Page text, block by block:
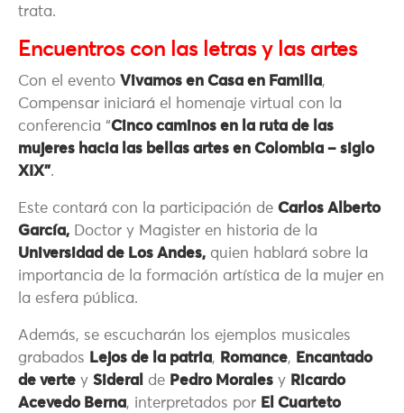
trata.
Encuentros con las letras y las artes
Con el evento Vivamos en Casa en Familia,
Compensar iniciará el homenaje virtual con la
conferencia “Cinco caminos en la ruta de las
mujeres hacia las bellas artes en Colombia – siglo
XIX”.
Este contará con la participación de Carlos Alberto
García, Doctor y Magister en historia de la
Universidad de Los Andes, quien hablará sobre la
importancia de la formación artística de la mujer en
la esfera pública.
Además, se escucharán los ejemplos musicales
grabados Lejos de la patria, Romance, Encantado
de verte y Sideral de Pedro Morales y Ricardo
Acevedo Berna, interpretados por El Cuarteto